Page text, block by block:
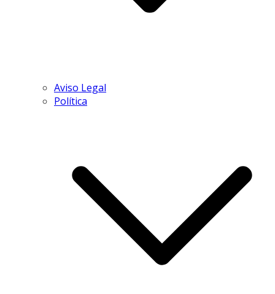
Aviso Legal
Política